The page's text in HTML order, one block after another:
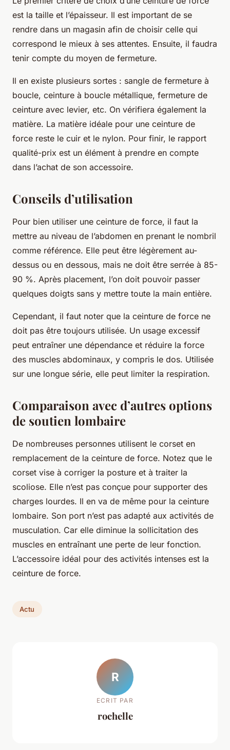
est la taille et l’épaisseur. Il est important de se
rendre dans un magasin afin de choisir celle qui
correspond le mieux à ses attentes. Ensuite, il faudra
tenir compte du moyen de fermeture.
Il en existe plusieurs sortes : sangle de fermeture à
boucle, ceinture à boucle métallique, fermeture de
ceinture avec levier, etc. On vérifiera également la
matière. La matière idéale pour une ceinture de
force reste le cuir et le nylon. Pour finir, le rapport
qualité-prix est un élément à prendre en compte
dans l’achat de son accessoire.
Conseils d’utilisation
Pour bien utiliser une ceinture de force, il faut la
mettre au niveau de l’abdomen en prenant le nombril
comme référence. Elle peut être légèrement au-
dessus ou en dessous, mais ne doit être serrée à 85-
90 %. Après placement, l’on doit pouvoir passer
quelques doigts sans y mettre toute la main entière.
Cependant, il faut noter que la ceinture de force ne
doit pas être toujours utilisée. Un usage excessif
peut entraîner une dépendance et réduire la force
des muscles abdominaux, y compris le dos. Utilisée
sur une longue série, elle peut limiter la respiration.
Comparaison avec d’autres options
de soutien lombaire
De nombreuses personnes utilisent le corset en
remplacement de la ceinture de force. Notez que le
corset vise à corriger la posture et à traiter la
scoliose. Elle n’est pas conçue pour supporter des
charges lourdes. Il en va de même pour la ceinture
lombaire. Son port n’est pas adapté aux activités de
musculation. Car elle diminue la sollicitation des
muscles en entraînant une perte de leur fonction.
L’accessoire idéal pour des activités intenses est la
ceinture de force.
Actu
R
ECRIT PAR
rochelle